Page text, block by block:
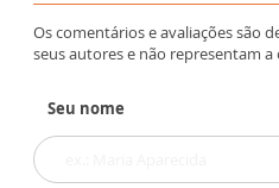
Os comentários e avaliações são
seus autores e não representam
Seu nome